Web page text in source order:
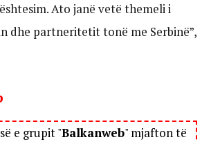
Ato janë vetë themeli i
dhe partneritetit tonë me Serbinë”,
e grupit "Balkanweb" mjafton të